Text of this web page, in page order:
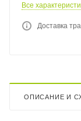
Все
Доставка
ОПИСАНИЕ И